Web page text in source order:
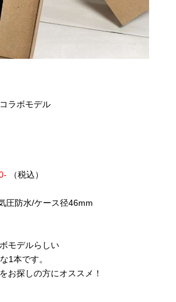
ラボモデル
（税込）
圧防水/ケース径46mm
モデルらしい
1本です。
お探しの方にオススメ！